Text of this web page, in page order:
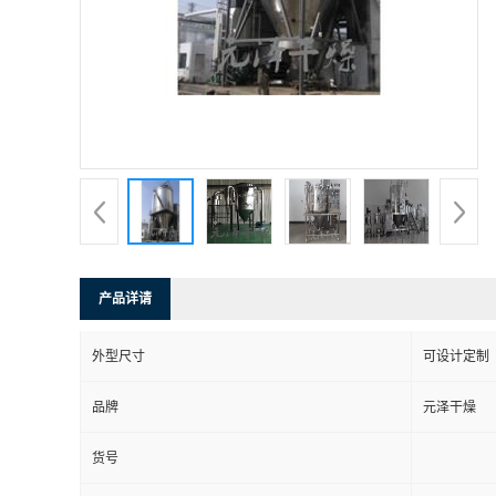
产品详请
外型尺寸 可设计定制
品牌 元泽干燥
货号